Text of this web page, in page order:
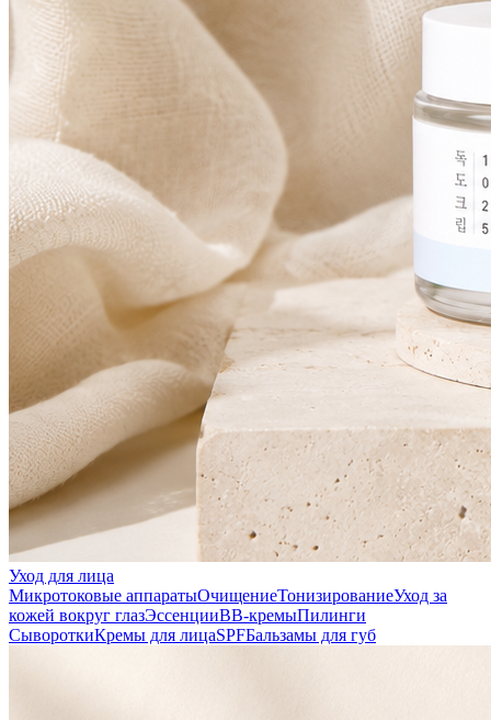
Уход для лица
Микротоковые аппаратыОчищениеТонизированиеУход за
кожей вокруг глазЭссенцииВВ-кремыПилинги
СывороткиКремы для лицаSPFБальзамы для губ